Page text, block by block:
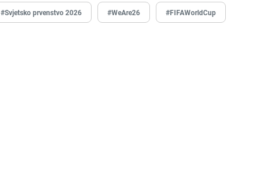
#Svjetsko prvenstvo 2026 #WeAre26 #FIFAWorldCup